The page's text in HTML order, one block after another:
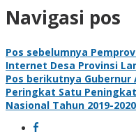
Navigasi pos
Pos sebelumnya
Internet Desa Provinsi
Pos berikutnya Gubernur
Peringkat Satu
Nasional Tahun 2019-